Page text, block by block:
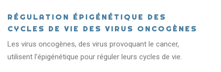
QU’EST-CE QUE
L’ÉPIGÉNÉTIQUE?
RÉGULATION ÉPIGÉNÉTIQUE DES
CYCLES DE VIE DES VIRUS ONCOGÈNES
Les virus oncogènes, des virus provoquant le cancer,
utilisent l’épigénétique pour réguler leurs cycles de vie.